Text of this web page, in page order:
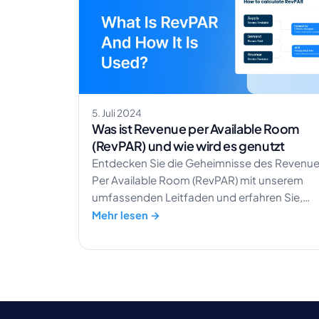
5. Juli 2024
Was ist Revenue per Available Room
(RevPAR) und wie wird es genutzt
Entdecken Sie die Geheimnisse des Revenue
Per Available Room (RevPAR) mit unserem
umfassenden Leitfaden und erfahren Sie,
wie Sie die finanzielle Leistung Ihres Hotels
Mehr lesen →